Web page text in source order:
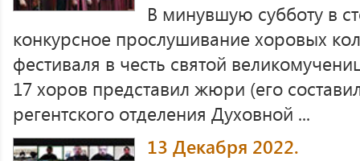
В минувшую субботу в
конкурсное прослушивание хоровых
фестиваля в честь святой
17 хоров представил жюри (его
регентского отделения Духовной ...
13 Декабря 2022.